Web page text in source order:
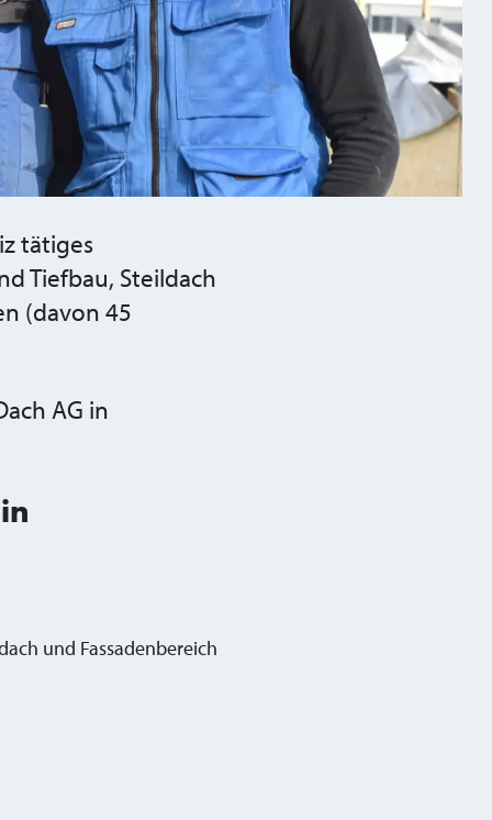
tätiges
Tiefbau, Steildach
(davon 45
AG in
und Fassadenbereich